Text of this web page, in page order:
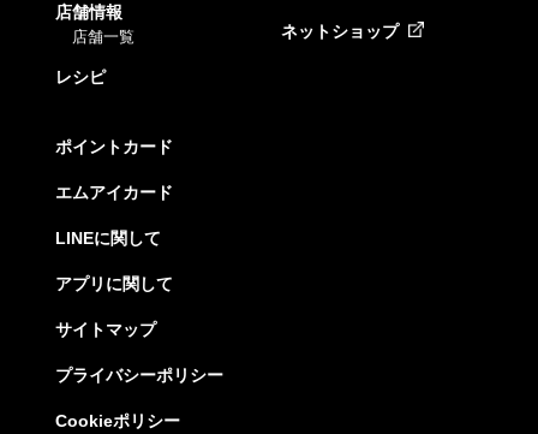
店舗情報
店舗一覧
レシピ
ネットショップ
ポイントカード
エムアイカード
LINEに関して
アプリに関して
サイトマップ
プライバシーポリシー
Cookieポリシー